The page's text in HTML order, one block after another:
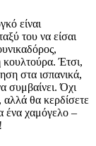
είναι
του να είσαι
κουλτούρα. Έτσι,
στα ισπανικά,
συμβαίνει. Όχι
αλλά θα κερδίσετε
ένα χαμόγελο –